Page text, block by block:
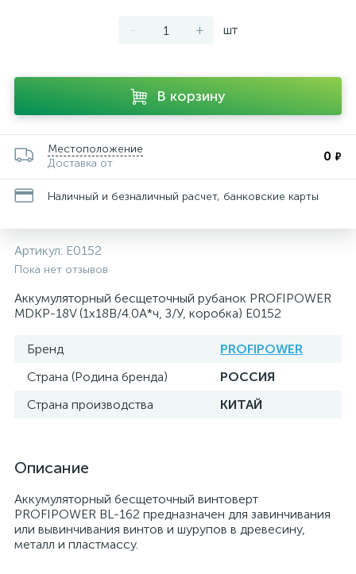
- + шт
В корзину
Местоположение
Доставка от
0 ₽
Наличный и безналичный расчет, банковские карты
Артикул: E0152
Пока нет отзывов
Аккумуляторный бесщеточный рубанок PROFIPOWER
MDKP-18V (1х18В/4.0А*ч, З/У, коробка) E0152
Бренд
PROFIPOWER
Страна (Родина бренда)
РОССИЯ
Страна производства
КИТАЙ
Описание
Аккумуляторный бесщеточный винтоверт
PROFIPOWER BL-162 предназначен для завинчивания
или вывинчивания винтов и шурупов в древесину,
металл и пластмассу.